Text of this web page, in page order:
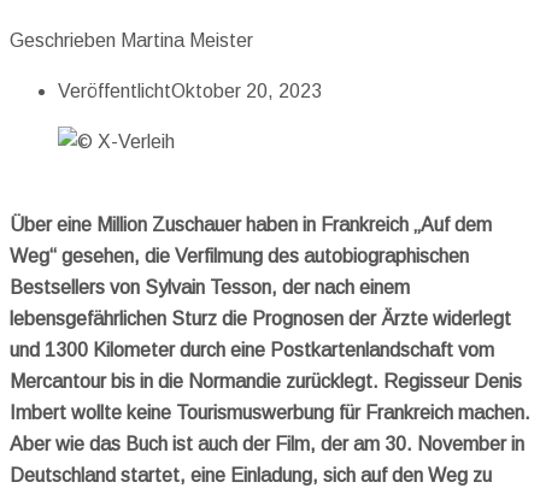
Geschrieben Martina Meister
VeröffentlichtOktober 20, 2023
Über eine Million Zuschauer haben in Frankreich „Auf dem
Weg“ gesehen, die Verfilmung des autobiographischen
Bestsellers von Sylvain Tesson, der nach einem
lebensgefährlichen Sturz die Prognosen der Ärzte widerlegt
und 1300 Kilometer durch eine Postkartenlandschaft vom
Mercantour bis in die Normandie zurücklegt. Regisseur Denis
Imbert wollte keine Tourismuswerbung für Frankreich machen.
Aber wie das Buch ist auch der Film, der am 30. November in
Deutschland startet, eine Einladung, sich auf den Weg zu